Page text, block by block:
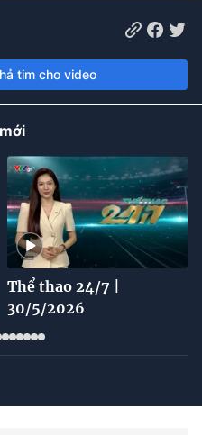
tim cho video
Thể thao 24/7 |
30/5/2026